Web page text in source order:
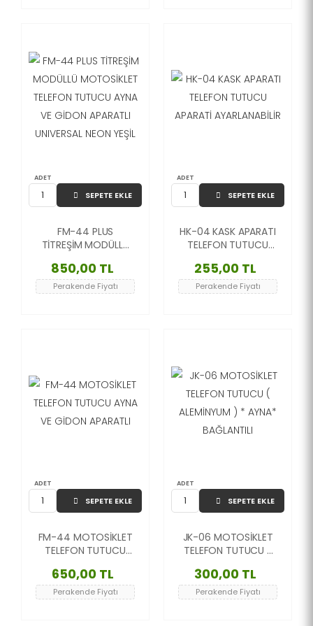
ADET
SEPETE EKLE
FM-44 PLUS
TİTREŞİM MODÜLLÜ
TELEFON TUTUCU
AYNA VE GİDON
APARATLI UNIVERSAL
850,00 TL
Perakende Fiyatı
ADET
SEPETE EKLE
HK-04 KASK APARATI
TELEFON TUTUCU
AYARLANABİLİR
255,00 TL
Perakende Fiyatı
ADET
SEPETE EKLE
FM-44 MOTOSİKLET
TELEFON TUTUCU
APARATLI
650,00 TL
Perakende Fiyatı
ADET
SEPETE EKLE
JK-06 MOTOSİKLET
TELEFON TUTUCU (
AYNA* BAĞLANTILI
300,00 TL
Perakende Fiyatı